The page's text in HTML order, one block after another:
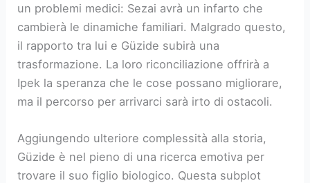
un problemi medici: Sezai avrà un infarto che
cambierà le dinamiche familiari. Malgrado questo,
il rapporto tra lui e Güzide subirà una
trasformazione. La loro riconciliazione offrirà a
Ipek la speranza che le cose possano migliorare,
ma il percorso per arrivarci sarà irto di ostacoli.
Aggiungendo ulteriore complessità alla storia,
Güzide è nel pieno di una ricerca emotiva per
trovare il suo figlio biologico. Questa subplot